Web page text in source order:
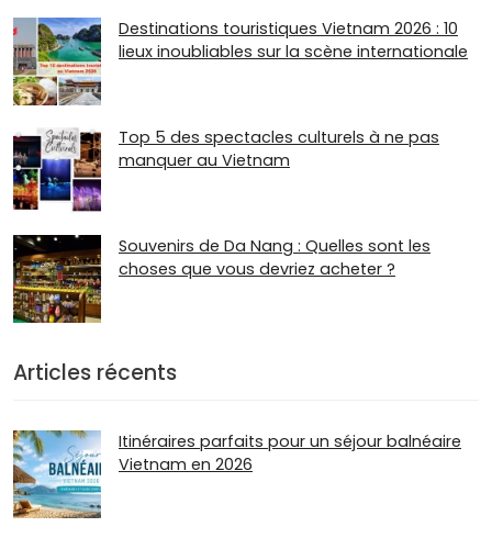
Destinations touristiques Vietnam 2026 : 10
lieux inoubliables sur la scène internationale
Top 5 des spectacles culturels à ne pas
manquer au Vietnam
Souvenirs de Da Nang : Quelles sont les
choses que vous devriez acheter ?
Articles récents
Itinéraires parfaits pour un séjour balnéaire
Vietnam en 2026